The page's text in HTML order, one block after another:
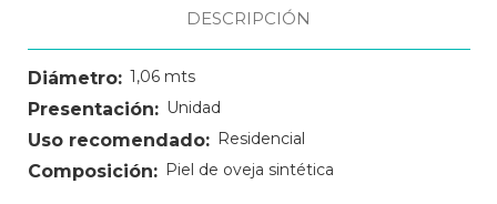
DESCRIPCIÓN
Diámetro: 1,06 mts
Presentación: Unidad
Uso recomendado: Residencial
Composición: Piel de oveja sintética